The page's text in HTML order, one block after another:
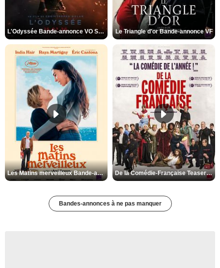
L'Odyssée Bande-annonce VO STFR Le Triangle d'or Bande-annonce VF
Les Matins merveilleux Bande-annonce VF De la Comédie-Française Teaser VF
Bandes-annonces à ne pas manquer